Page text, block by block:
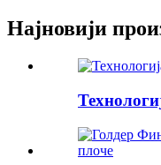
Најновији